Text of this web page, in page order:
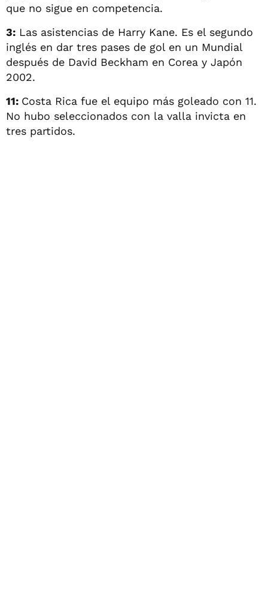
que no sigue en competencia.
3: Las asistencias de Harry Kane. Es el segundo
inglés en dar tres pases de gol en un Mundial
después de David Beckham en Corea y Japón
2002.
11: Costa Rica fue el equipo más goleado con 11.
No hubo seleccionados con la valla invicta en
tres partidos.